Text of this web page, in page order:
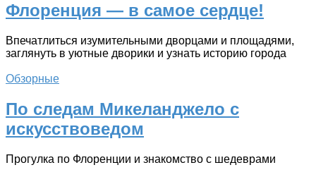
Флоренция — в самое сердце!
Впечатлиться изумительными дворцами и площадями,
заглянуть в уютные дворики и узнать историю города
Обзорные
По следам Микеланджело с
искусствоведом
Прогулка по Флоренции и знакомство с шедеврами